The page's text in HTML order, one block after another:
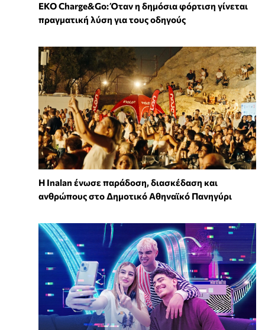
EKO Charge&Go: Όταν η δημόσια φόρτιση γίνεται
πραγματική λύση για τους οδηγούς
Η Inalan ένωσε παράδοση, διασκέδαση και
ανθρώπους στο Δημοτικό Αθηναϊκό Πανηγύρι